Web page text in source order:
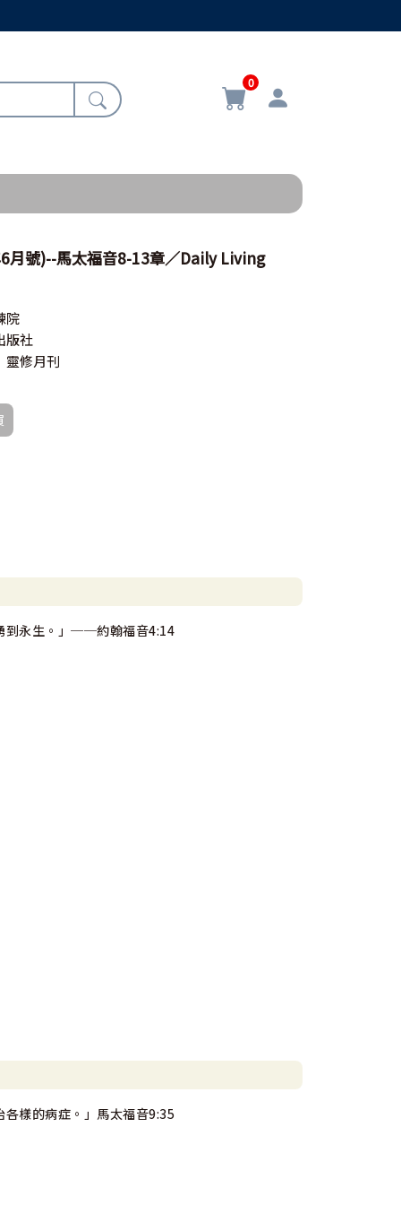
0
月號)--馬太福音8-13章／Daily Living
院
版社
靈修月刊
到永生。」──約翰福音4:14
樣的病症。」馬太福音9:35